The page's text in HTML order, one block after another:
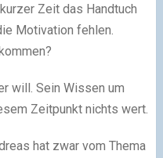
Zeit das Handtuch
Motivation fehlen.
will. Sein Wissen um
Zeitpunkt nichts wert.
hat zwar vom Thema